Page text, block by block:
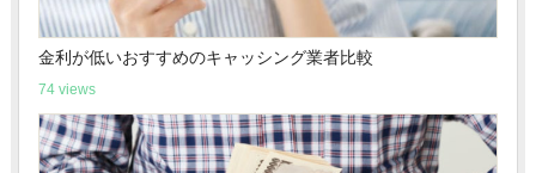
金利が低いおすすめのキャッシング業者比較
74 views